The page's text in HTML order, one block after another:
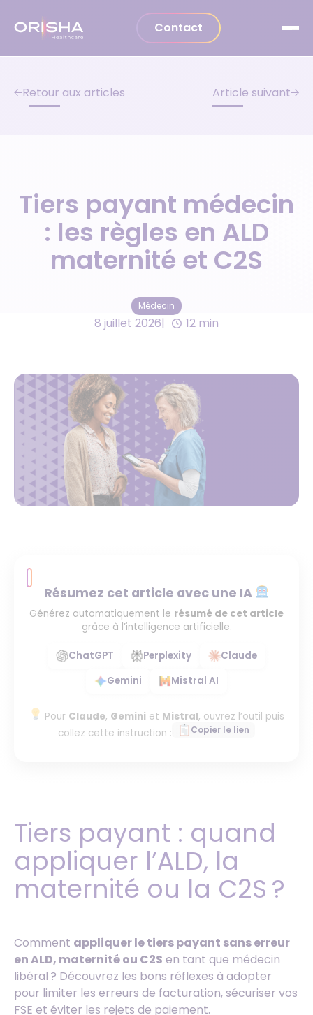
Contact
Retour aux articles Article suivant
Tiers payant médecin
: les règles en ALD
maternité et C2S
Médecin
8 juillet 2026 12 min
Résumez cet article avec une IA
Générez automatiquement le résumé de cet article
grâce à l’intelligence artificielle.
ChatGPT Perplexity
Claude
Gemini
Mistral AI
Pour Claude, Gemini et Mistral, ouvrez l’outil puis
collez cette instruction :
Copier le lien
Tiers payant : quand
appliquer l’ALD, la
maternité ou la C2S ?
Comment appliquer le tiers payant sans erreur
en ALD, maternité ou C2S en tant que médecin
libéral ? Découvrez les bons réflexes à adopter
pour limiter les erreurs de facturation, sécuriser vos
FSE et éviter les rejets de paiement.